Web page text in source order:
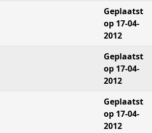
Geplaatst
op 17-04-
2012
Geplaatst
op 17-04-
2012
Geplaatst
op 17-04-
2012